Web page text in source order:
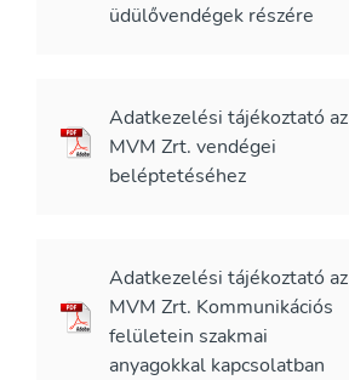
üdülővendégek részére
Adatkezelési tájékoztató az
MVM Zrt. vendégei
beléptetéséhez
Adatkezelési tájékoztató az
MVM Zrt. Kommunikációs
felületein szakmai
anyagokkal kapcsolatban